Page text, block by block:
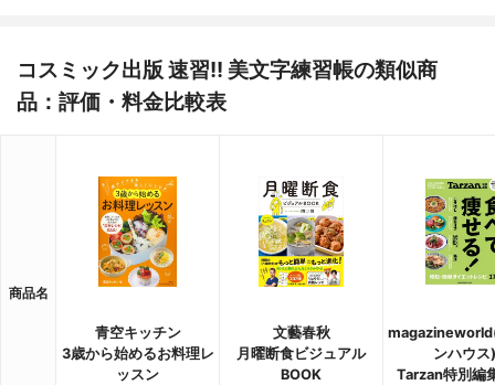
コスミック出版 速習!! 美文字練習帳の類似商
品：評価・料金比較表
商品名
青空キッチン
3歳から始めるお料理レ
ッスン
文藝春秋
月曜断食ビジュアル
BOOK
ンハウス)
Tarzan特別編